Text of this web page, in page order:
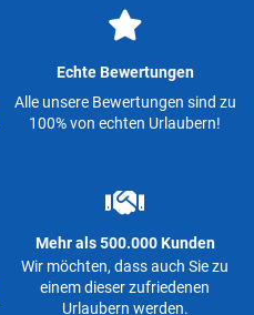
Echte Bewertungen
Alle unsere Bewertungen sind zu
100% von echten Urlaubern!
Mehr als 500.000 Kunden
Wir möchten, dass auch Sie zu
einem dieser zufriedenen
Urlaubern werden.